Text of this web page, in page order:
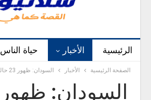
الرئيسية الأخبار حياة الناس
الصفحة الرئيسية الأخبار السودان: ظهور 23 حالة اشتباه بمرض الإنفلونزا والجدري